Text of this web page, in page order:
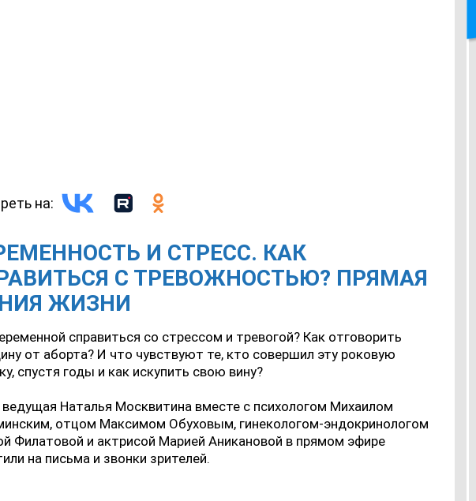
на:
И СТРЕСС. КАК
С ТРЕВОЖНОСТЬЮ? ПРЯМАЯ
ЖИЗНИ
справиться со стрессом и тревогой? Как отговорить
от аборта? И что чувствуют те, кто совершил эту роковую
спустя годы и как искупить свою вину?
Наталья Москвитина вместе с психологом Михаилом
отцом Максимом Обуховым, гинекологом-эндокринологом
Филатовой и актрисой Марией Аникановой в прямом эфире
на письма и звонки зрителей.